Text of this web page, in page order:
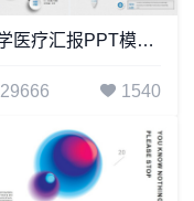
医学医疗汇报PPT模板工作总结工作计划述职报告季度月度汇报PPT
29666 1540